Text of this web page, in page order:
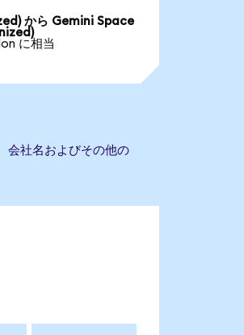
から Gemini Space
に相当
会社名およびその他の